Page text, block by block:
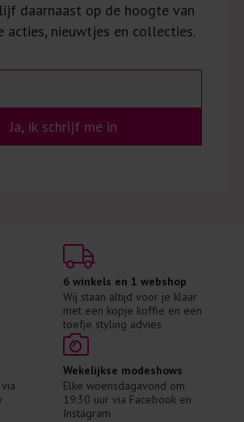
daarnaast op de hoogte van
nieuwtjes en collecties.
Ja, ik schrijf me in
6 winkels en 1 webshop
Wij staan altijd voor je klaar
met een kopje koffie en een
toefje styling advies
Wekelijkse modeshows
Elke woensdagavond om
19:30 uur via Facebook en
Instagram